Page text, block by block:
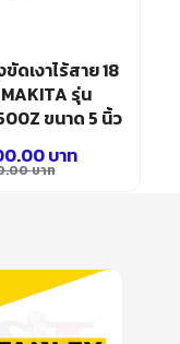
ขัดเงาไร้สาย 18
รุ่น
ขนาด 5 นิ้ว
บาท
บาท